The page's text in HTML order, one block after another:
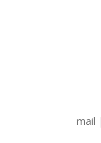
mail